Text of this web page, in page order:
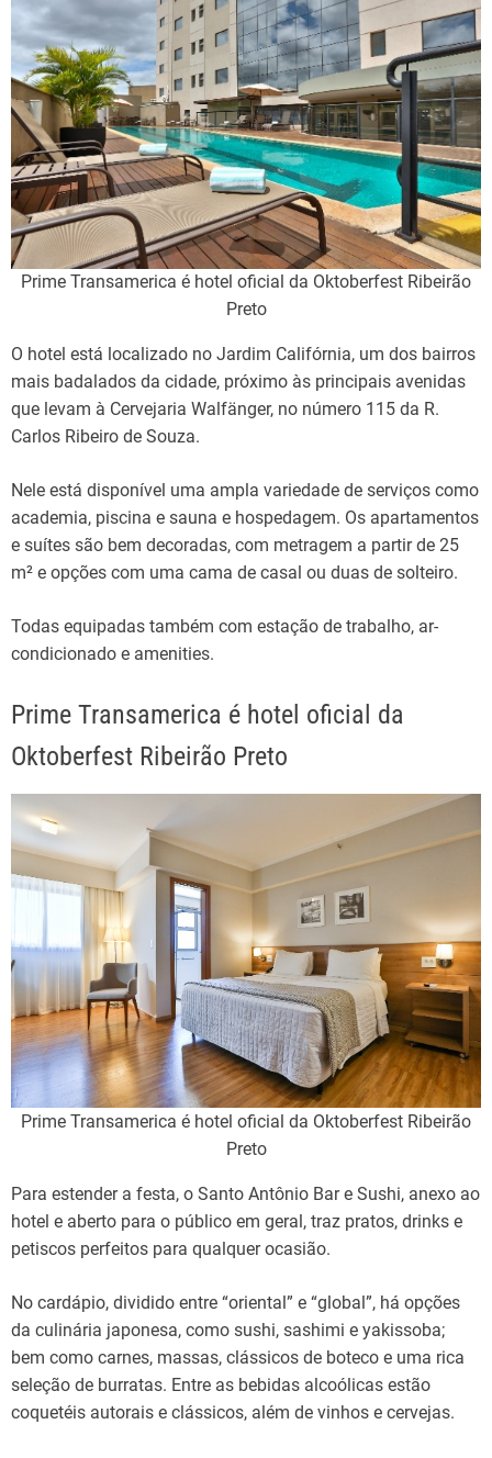
Prime Transamerica é hotel oficial da Oktoberfest Ribeirão
Preto
O hotel está localizado no Jardim Califórnia, um dos bairros
mais badalados da cidade, próximo às principais avenidas
que levam à Cervejaria Walfänger, no número 115 da R.
Carlos Ribeiro de Souza.
Nele está disponível uma ampla variedade de serviços como
academia, piscina e sauna e hospedagem. Os apartamentos
e suítes são bem decoradas, com metragem a partir de 25
m² e opções com uma cama de casal ou duas de solteiro.
Todas equipadas também com estação de trabalho, ar-
condicionado e amenities.
Prime Transamerica é hotel oficial da
Oktoberfest Ribeirão Preto
Prime Transamerica é hotel oficial da Oktoberfest Ribeirão
Preto
Para estender a festa, o Santo Antônio Bar e Sushi, anexo ao
hotel e aberto para o público em geral, traz pratos, drinks e
petiscos perfeitos para qualquer ocasião.
No cardápio, dividido entre “oriental” e “global”, há opções
da culinária japonesa, como sushi, sashimi e yakissoba;
bem como carnes, massas, clássicos de boteco e uma rica
seleção de burratas. Entre as bebidas alcoólicas estão
coquetéis autorais e clássicos, além de vinhos e cervejas.